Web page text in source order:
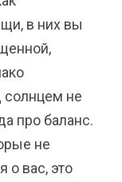
в них вы
солнцем не
про баланс.
не
о вас, это